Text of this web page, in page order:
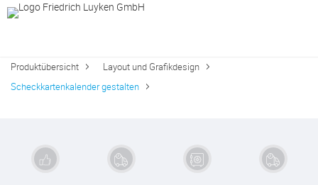
Produktübersicht
Layout und Grafikdesign
Scheckkartenkalender gestalten